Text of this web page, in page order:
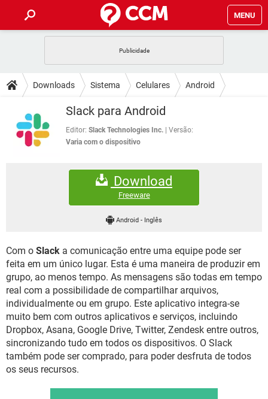
MENU
CELULAR FACEBOOK
EXCEL
INSTAGRAM GMAIL
DICAS
JOGOS WHATSAPP
CELULAR
OUTLOOK
JOGOS WHATSAPP
EXCEL
GMAIL
FÓRUM
FACEBOOK
EXCEL
GMAIL
WHATSAPP
INSTAGRAM GMAIL
Downloads Sistema Celulares Android
Slack para Android
Editor: Slack Technologies Inc.
Versão:
Varia com o dispositivo
Download
Freeware
Android- Inglês
Com o Slack a comunicação entre uma equipe pode ser
feita em um único lugar. Esta é uma maneira de produzir em
grupo, ao menos tempo. As mensagens são todas em tempo
real com a possibilidade de compartilhar arquivos,
individualmente ou em grupo. Este aplicativo integra-se
muito bem com outros aplicativos e serviços, incluindo
Dropbox, Asana, Google Drive, Twitter, Zendesk entre outros,
sincronizando tudo em todos os dispositivos. O Slack
também pode ser comprado, para poder desfruta de todos
os seus recursos.